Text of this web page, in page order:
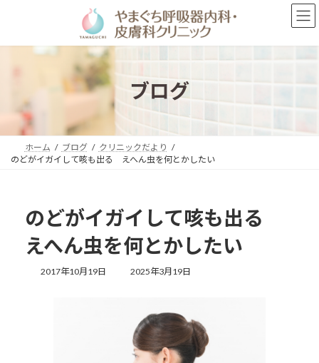
ン
プ
ー
動
ブログ
ホーム ブログ
クリニックだより
のどがイガイして咳も出る えへん虫を何とかしたい
のどがイガイして咳も出る
えへん虫を何とかしたい
2017年10月19日
最
時
2025年3月19日